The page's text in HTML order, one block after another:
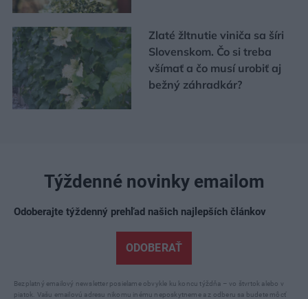
Zlaté žltnutie viniča sa šíri
Slovenskom. Čo si treba
všímať a čo musí urobiť aj
bežný záhradkár?
Týždenné novinky emailom
Odoberajte týždenný prehľad našich najlepších článkov
ODOBERAŤ
Bezplatný emailový newsletter posielame obvykle ku koncu týždňa – vo štvrtok alebo v
piatok. Vašu emailovú adresu nikomu inému neposkytneme a z odberu sa budete môcť